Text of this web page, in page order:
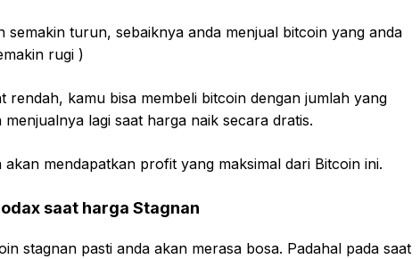
semakin turun, sebaiknya anda menjual bitcoin yang anda
rugi )
rendah, kamu bisa membeli bitcoin dengan jumlah yang
lagi saat harga naik secara dratis.
akan mendapatkan profit yang maksimal dari Bitcoin ini.
saat harga Stagnan
stagnan pasti anda akan merasa bosa. Padahal pada saat